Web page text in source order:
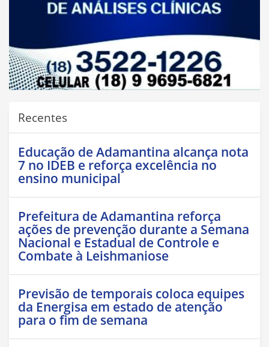
Recentes
Educação de Adamantina alcança nota
7 no IDEB e reforça excelência no
ensino municipal
Prefeitura de Adamantina reforça
ações de prevenção durante a Semana
Nacional e Estadual de Controle e
Combate à Leishmaniose
Previsão de temporais coloca equipes
da Energisa em estado de atenção
para o fim de semana